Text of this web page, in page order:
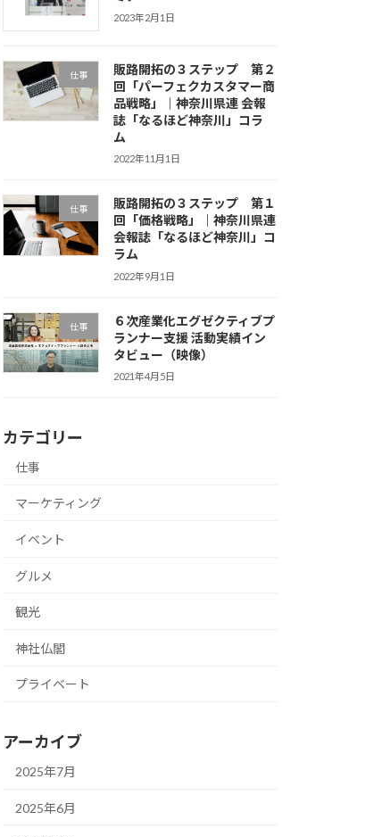
2023年2月1日
仕事
販路開拓の３ステップ 第２
回「パーフェクカスタマー商
品戦略」｜神奈川県連 会報
誌「なるほど神奈川」コラ
ム
2022年11月1日
仕事
販路開拓の３ステップ 第１
回「価格戦略」｜神奈川県連
会報誌「なるほど神奈川」コ
ラム
2022年9月1日
仕事
６次産業化エグゼクティブプ
ランナー支援 活動実績イン
タビュー（映像）
2021年4月5日
カテゴリー
仕事
マーケティング
イベント
グルメ
観光
神社仏閣
プライベート
アーカイブ
2025年7月
2025年6月